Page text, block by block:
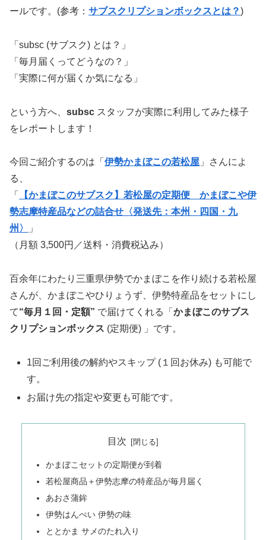
ールです。(参考： サブスクリプションボックスとは？)
「subsc (サブスク) とは？」
「毎月届くってどうなの？」
「実際に何が届くか気になる」
という方へ、 subsc スタッフが実際に利用してみた様子
をレポートします！
今回ご紹介するのは「 伊勢かまぼこの若松屋 」さんによ
る、
「
【かまぼこのサブスク】若松屋の定期便 かまぼこや伊
勢志摩特産品などの詰合せ〈発送先：本州・四国・九
州〉
」
（月額 3,500円／送料・消費税込み）
百余年にわたり三重県伊勢でかまぼこを作り続ける若松屋
さんが、かまぼこやひりょうず、伊勢特産品をセットにし
て“毎月１回・定額” で届けてくれる「 かまぼこのサブス
クリプションボックス (定期便) 」です。
1回ご利用後の解約やスキップ (１回お休み) も可能で
す。
お届け先の指定や変更も可能です。
目次
かまぼこセットの定期便が到着
若松屋商品＋伊勢志摩の特産品が毎月届く
あおさ蒲鉾
伊勢はんぺい 伊勢の味
ととかま サメのたれ入り